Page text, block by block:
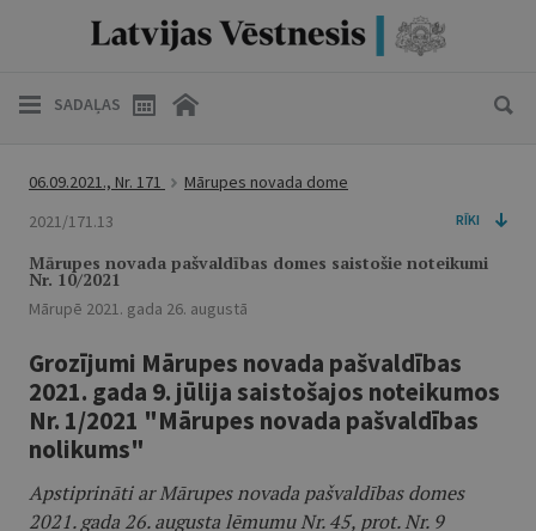
SADAĻAS
06.09.2021., Nr. 171
Mārupes novada dome
2021/171.13
RĪKI
Mārupes novada pašvaldības domes saistošie noteikumi
Nr. 10/2021
Mārupē 2021. gada 26. augustā
Grozījumi Mārupes novada pašvaldības
2021. gada 9. jūlija saistošajos noteikumos
Nr. 1/2021 "Mārupes novada pašvaldības
nolikums"
Apstiprināti ar Mārupes novada pašvaldības domes
2021. gada 26. augusta lēmumu Nr. 45, prot. Nr. 9